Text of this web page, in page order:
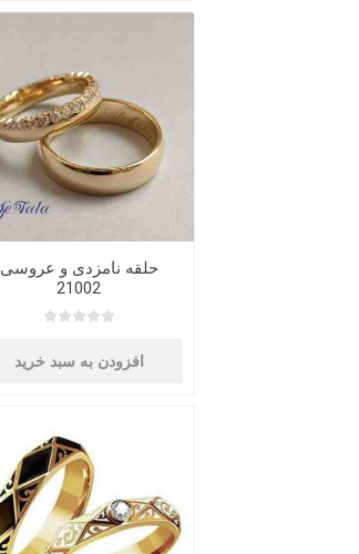
حلقه نامزدی و عروسی
21002
افزودن به سبد خرید